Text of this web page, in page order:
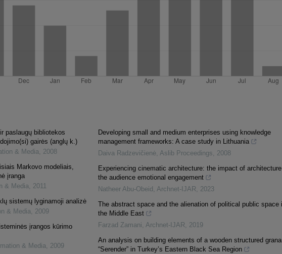
paslaugų bibliotekos
gairės (anglų k.)
& Media, 2008
Markovo modeliais,
įranga
& Media, 2011
sistemų lyginamoji analizė
& Media, 2009
įrangos kūrimo
& Media, 2009
Developing small and medium enterprises using knowledge
management frameworks: A case study in Lithuania
Daiva Radzevičienė, Aslib Proceedings, 2008
Experiencing cinematic architecture: the impact of
the audience emotional engagement
Natheer Abu-Obeid , Archnet-IJAR, 2023
The abstract space and the alienation of political public space
the Middle East
Farzad Zamani, Archnet-IJAR, 2019
An analysis on building elements of a wooden structured
“Serender” in Turkey’s Eastern Black Sea Region